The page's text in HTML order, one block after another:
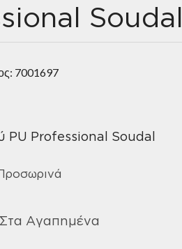
Soudal
7001697
PU Professional Soudal
Αγαπημένα